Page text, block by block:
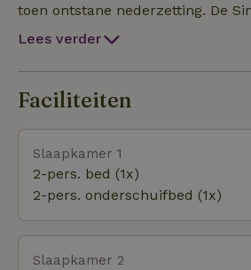
toen ontstane nederzetting. De
Onthoofdingkerk is de
1167), abt van de Abdij Onze-
Duinen is hier geboren.
en op slechts 10 km van de kust
Lees verder
Faciliteiten
Slaapkamer 1
2-pers. bed (1x)
2-pers. onderschuifbed (1x)
Slaapkamer 2